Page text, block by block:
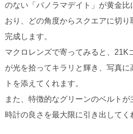
のない「パノラマデイト」が黄金比
おり、どの角度からスクエアに切
完成します。
マクロレンズで寄ってみると、21K
が光を拾ってキラリと輝き、写真
トを添えてくれます。
また、特徴的なグリーンのベルト
時計の良さを最大限に引き出してく